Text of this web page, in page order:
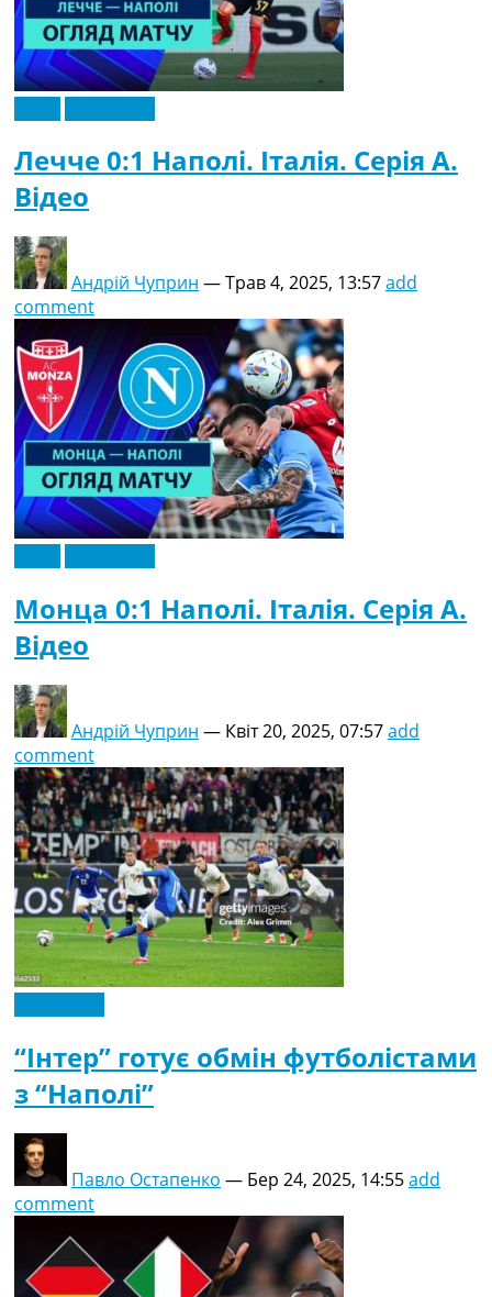
Лечче 0:1 Наполі. Італія. Серія A.
Відео
Андрій Чуприн —Трав 4, 2025, 13:57add
comment
Монца 0:1 Наполі. Італія. Серія A.
Відео
Андрій Чуприн — Квіт 20, 2025, 07:57add
comment
“Інтер” готує обмін футболістами
з “Наполі”
Павло Остапенко — Бер 24, 2025, 14:55add
comment